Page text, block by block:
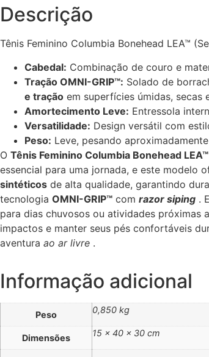
Descrição
Tênis Feminino Columbia Bonehead LEA™
Cabedal: Combinação de couro e
Tração OMNI-GRIP™: Solado de
e tração em superfícies úmidas, secas
Amortecimento Leve: Entressola
Versatilidade: Design versátil com
Peso: Leve, pesando
O Tênis Feminino Columbia Bonehead LEA™
essencial para uma jornada, e este modelo
sintéticos de alta qualidade, garantindo
tecnologia OMNI-GRIP™ com razor siping .
para dias chuvosos ou atividades próximas
impactos e manter seus pés confortáveis
aventura ao ar livre .
Informação adicional
Peso 0,850 kg
Dimensões 15 × 40 × 30 cm